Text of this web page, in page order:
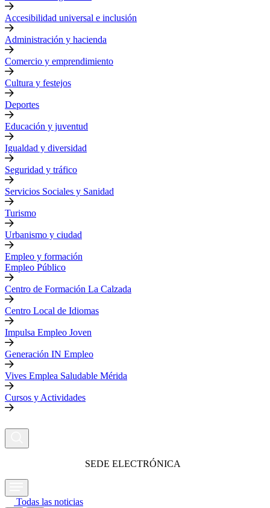
Accesibilidad universal e inclusión
Administración y hacienda
Comercio y emprendimiento
Cultura y festejos
Deportes
Educación y juventud
Igualdad y diversidad
Seguridad y tráfico
Servicios Sociales y Sanidad
Turismo
Urbanismo y ciudad
Empleo y formación
Empleo Público
Centro de Formación La Calzada
Centro Local de Idiomas
Impulsa Empleo Joven
Generación IN Empleo
Vives Emplea Saludable Mérida
Cursos y Actividades
SEDE ELECTRÓNICA
Todas las noticias